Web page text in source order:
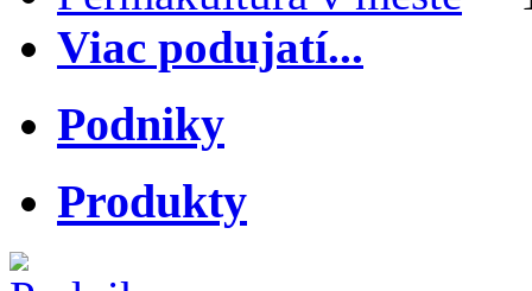
Viac podujatí...
Podniky
Produkty